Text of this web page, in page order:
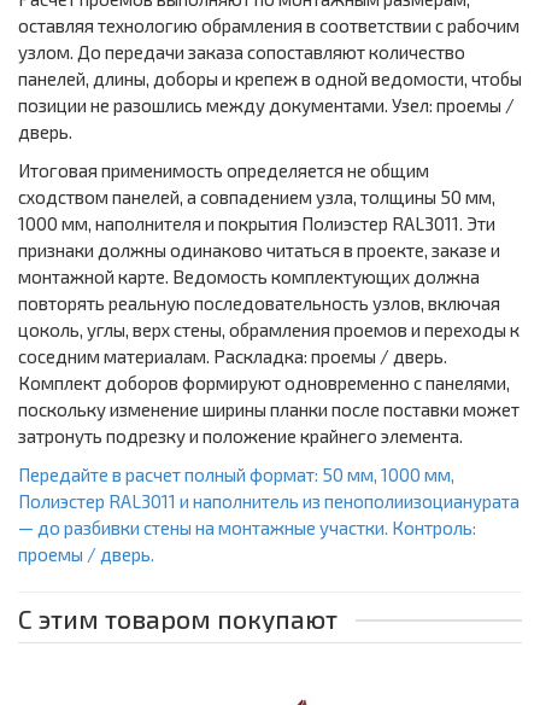
оставляя технологию обрамления в соответствии с рабочим
узлом. До передачи заказа сопоставляют количество
панелей, длины, доборы и крепеж в одной ведомости, чтобы
позиции не разошлись между документами. Узел: проемы /
дверь.
Итоговая применимость определяется не общим
сходством панелей, а совпадением узла, толщины 50 мм,
1000 мм, наполнителя и покрытия Полиэстер RAL3011. Эти
признаки должны одинаково читаться в проекте, заказе и
монтажной карте. Ведомость комплектующих должна
повторять реальную последовательность узлов, включая
цоколь, углы, верх стены, обрамления проемов и переходы к
соседним материалам. Раскладка: проемы / дверь.
Комплект доборов формируют одновременно с панелями,
поскольку изменение ширины планки после поставки может
затронуть подрезку и положение крайнего элемента.
Передайте в расчет полный формат: 50 мм, 1000 мм,
Полиэстер RAL3011 и наполнитель из пенополиизоцианурата
— до разбивки стены на монтажные участки. Контроль:
проемы / дверь.
С этим товаром покупают